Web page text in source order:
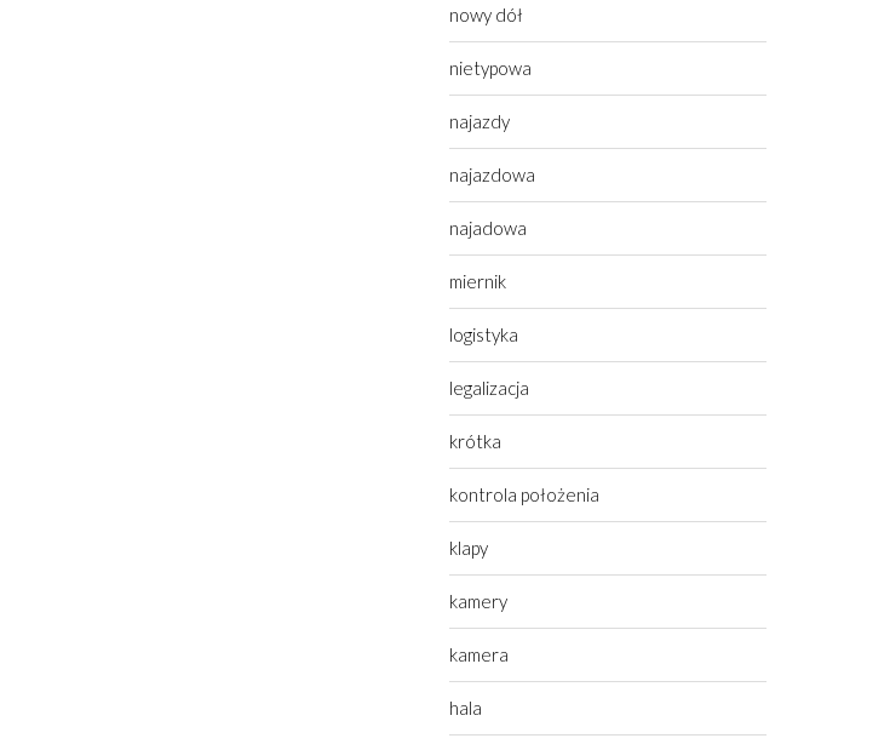
nowy dół
nietypowa
najazdy
najazdowa
najadowa
miernik
logistyka
legalizacja
krótka
kontrola położenia
klapy
kamery
kamera
hala